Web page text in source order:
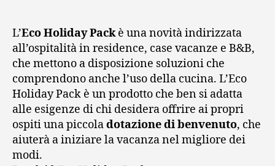
L’Eco Holiday Packè una novità indirizzata
all’ospitalità in residence, case vacanze e B&B,
che mettono a disposizione soluzioni che
comprendono anche l’uso della cucina. L’Eco
Holiday Pack è un prodotto che ben si adatta
alle esigenze di chi desidera offrire ai propri
ospiti una piccoladotazione di benvenuto, che
aiuterà a iniziare la vacanza nel migliore dei
modi.